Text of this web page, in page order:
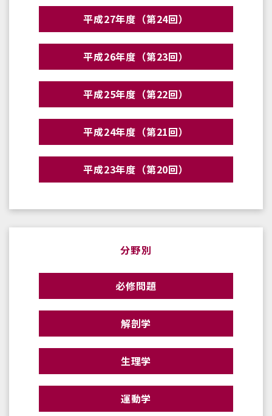
平成27年度（第24回）
平成26年度（第23回）
平成25年度（第22回）
平成24年度（第21回）
平成23年度（第20回）
分野別
必修問題
解剖学
生理学
運動学